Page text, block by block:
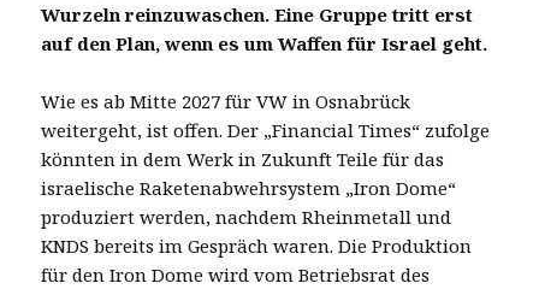
Wurzeln reinzuwaschen. Eine Gruppe tritt erst
auf den Plan, wenn es um Waffen für Israel geht.
Wie es ab Mitte 2027 für VW in Osnabrück
weitergeht, ist offen. Der „Financial Times“ zufolge
könnten in dem Werk in Zukunft Teile für das
israelische Raketenabwehrsystem „Iron Dome“
produziert werden, nachdem Rheinmetall und
KNDS bereits im Gespräch waren. Die Produktion
für den Iron Dome wird vom Betriebsrat des